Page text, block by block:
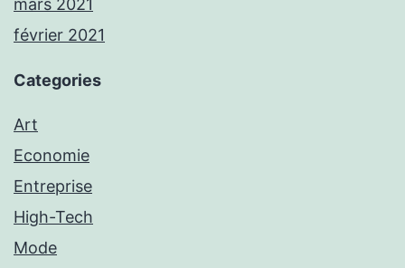
mars 2021
février 2021
Categories
Art
Economie
Entreprise
High-Tech
Mode